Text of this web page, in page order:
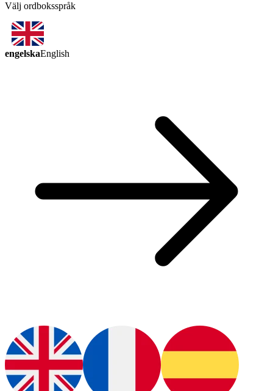
Välj ordboksspråk
engelskaEnglish